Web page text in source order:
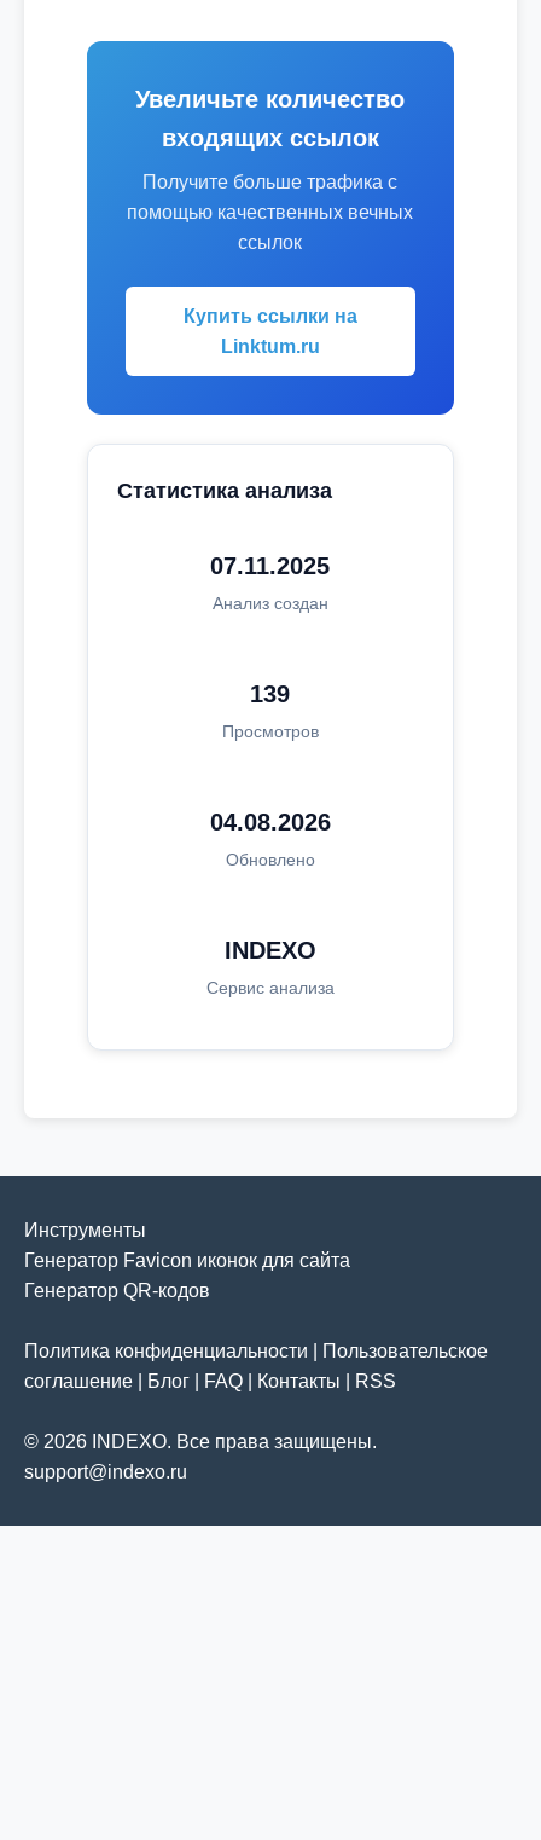
Увеличьте количество
входящих ссылок
Получите больше трафика с
помощью качественных вечных
ссылок
Купить ссылки на
Linktum.ru
Статистика анализа
07.11.2025
Анализ создан
139
Просмотров
04.08.2026
Обновлено
INDEXO
Сервис анализа
Инструменты
Генератор Favicon иконок для сайта
Генератор QR-кодов
Политика конфиденциальности
Пользовательское
соглашение
Блог FAQ Контакты RSS
© 2026 INDEXO. Все права защищены.
support@indexo.ru